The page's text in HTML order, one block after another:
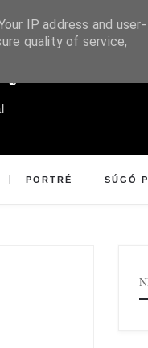
PORTRÉ SÚGÓ
IP address and user-
quality of service,